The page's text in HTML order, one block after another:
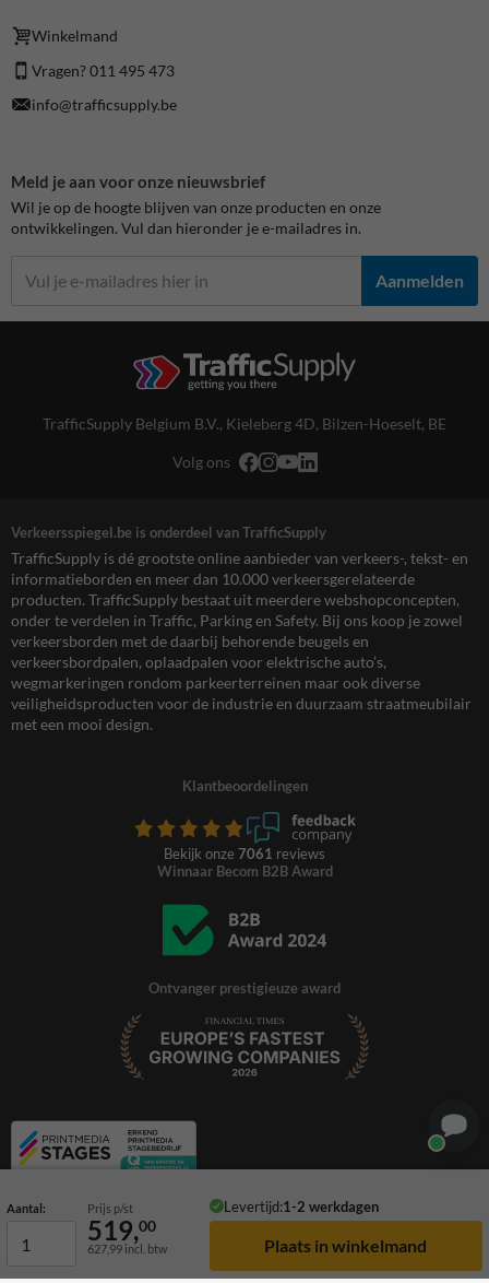
Aantal: Prijs p/st Levertijd:1-2 werkdagen
519,00
627,99 incl. btw
Winkelmand
Vragen? 011 495 473
info@trafficsupply.be
Meld je aan voor onze nieuwsbrief
Wil je op de hoogte blijven van onze producten en onze
ontwikkelingen. Vul dan hieronder je e-mailadres in.
Aanmelden
TrafficSupply Belgium B.V., Kieleberg 4D, Bilzen-Hoeselt, BE
Volg ons
Verkeersspiegel.be is onderdeel van TrafficSupply
TrafficSupply is dé grootste online aanbieder van verkeers-, tekst- en
informatieborden en meer dan 10.000 verkeersgerelateerde
producten. TrafficSupply bestaat uit meerdere webshopconcepten,
onder te verdelen in Traffic, Parking en Safety. Bij ons koop je zowel
verkeersborden met de daarbij behorende beugels en
verkeersbordpalen, oplaadpalen voor elektrische auto’s,
wegmarkeringen rondom parkeerterreinen maar ook diverse
veiligheidsproducten voor de industrie en duurzaam straatmeubilair
met een mooi design.
Klantbeoordelingen
Bekijk onze 7061 reviews
Winnaar Becom B2B Award
Ontvanger prestigieuze award
© 2026 TrafficSupply. Alle rechten voorbehouden.